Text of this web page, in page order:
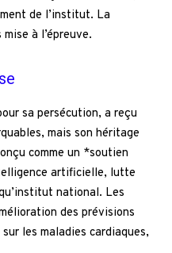
de l’institut. La
à l’épreuve.
sa persécution, a reçu
mais son héritage
comme un *soutien
artificielle, lutte
national. Les
des prévisions
les maladies cardiaques,